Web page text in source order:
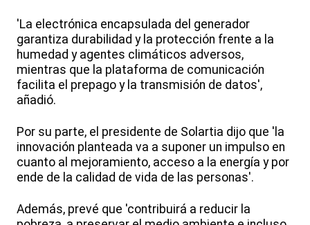
'La electrónica encapsulada del generador
garantiza durabilidad y la protección frente a la
humedad y agentes climáticos adversos,
mientras que la plataforma de comunicación
facilita el prepago y la transmisión de datos',
añadió.
Por su parte, el presidente de Solartia dijo que 'la
innovación planteada va a suponer un impulso en
cuanto al mejoramiento, acceso a la energía y por
ende de la calidad de vida de las personas'.
Además, prevé que 'contribuirá a reducir la